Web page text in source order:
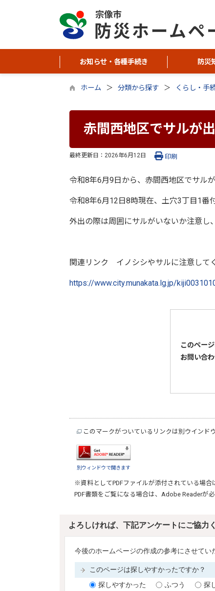
お知らせ・各種手続き 防災
ホーム 分類から探す くらし・手
赤間西地区でサルが
最終更新日： 2026年6月12日 印刷
令和8年6月9日から、赤間西地区でサルが
令和8年6月12日8時現在、土穴3丁目1番
外出の際は周囲にサルがいないか注意し
関連リンク イノシシやサルに注意して
https://www.city.munakata.lg.jp/
このペー
お問い合
このマークがついているリンクは別ウインド
別ウィンドウで開きます
※資料としてPDFファイルが添付されている場合
PDF書類をご覧になる場合は、 Adobe Readerが